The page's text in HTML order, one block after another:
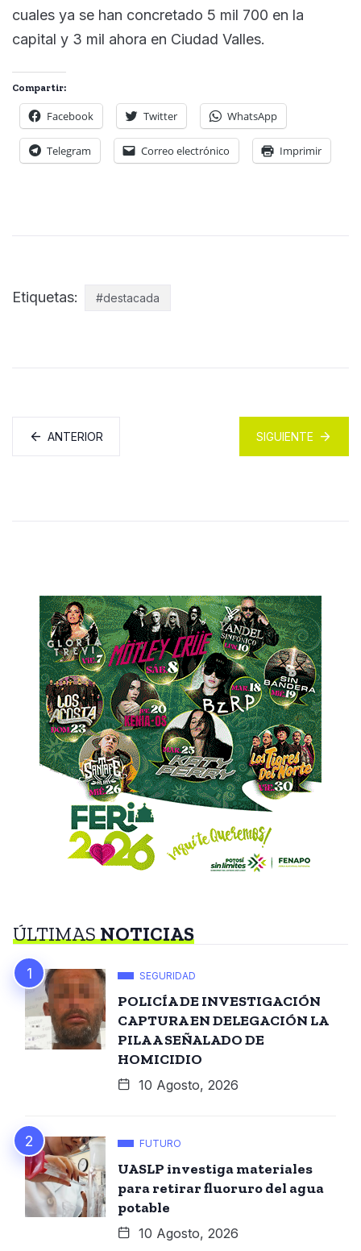
cuales ya se han concretado 5 mil 700 en la
capital y 3 mil ahora en Ciudad Valles.
Compartir:
Facebook Twitter WhatsApp
Telegram Correo electrónico Imprimir
Etiquetas: #destacada
ANTERIOR SIGUIENTE
ÚLTIMASNOTICIAS
SEGURIDAD
POLICÍA DE INVESTIGACIÓN
CAPTURA EN DELEGACIÓN LA
PILA A SEÑALADO DE
HOMICIDIO
10 Agosto, 2026
FUTURO
UASLP investiga materiales
para retirar fluoruro del agua
potable
10 Agosto, 2026